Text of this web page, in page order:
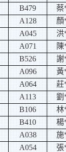
B479 蔡
A128 顏
A045 洪
A071 陳
B526 謝
A096 黃
A064 莊
A113 劉
B106 林
B410 楊
A038 施
A054 張